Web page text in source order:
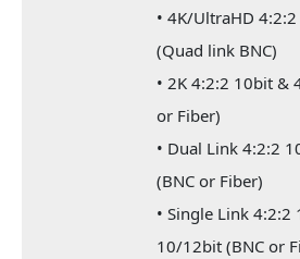
• 4K/UltraHD
(Quad link BNC)
• 2K 4:2:2 10bit &
or Fiber)
• Dual Link 4:2:2
(BNC or Fiber)
• Single Link
10/12bit (BNC or